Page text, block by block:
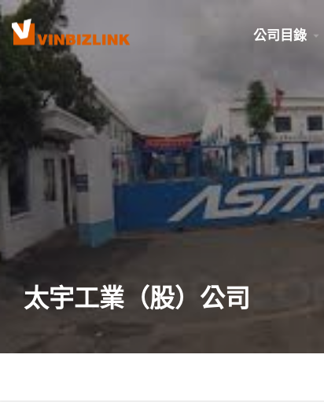
公司目錄
太宇工業（股）公司